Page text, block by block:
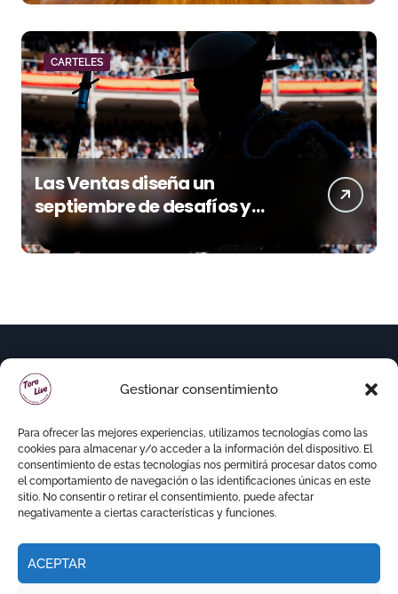
Gestionar consentimiento
Para ofrecer las mejores experiencias, utilizamos tecnologías como las
cookies para almacenar y/o acceder a la información del dispositivo. El
consentimiento de estas tecnologías nos permitirá procesar datos como
el comportamiento de navegación o las identificaciones únicas en este
sitio. No consentir o retirar el consentimiento, puede afectar
negativamente a ciertas características y funciones.
ACEPTAR
CARTELES
Las Ventas diseña un
septiembre de desafíos y
variedad ganadera